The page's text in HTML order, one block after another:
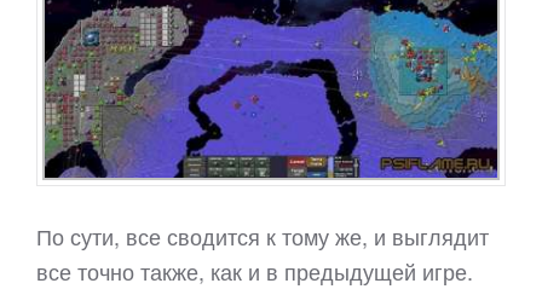
По сути, все сводится к тому же, и выглядит
все точно также, как и в предыдущей игре.